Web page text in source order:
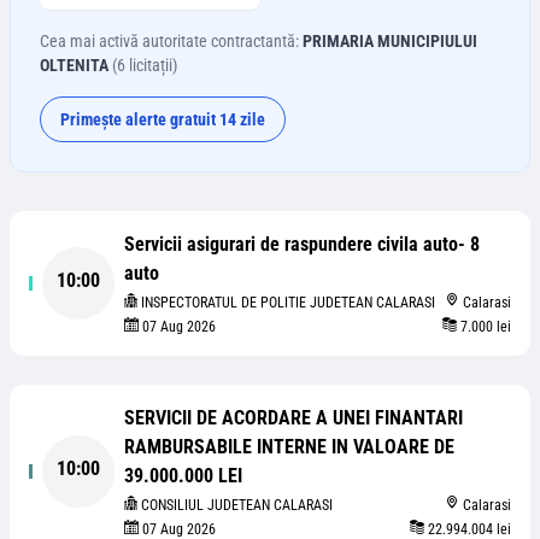
Cea mai activă autoritate contractantă:PRIMARIA MUNICIPIULUI
OLTENITA (6 licitații)
Primește alerte gratuit 14 zile
10:00
Servicii asigurari de raspundere civila auto- 8
auto
INSPECTORATUL DE POLITIE JUDETEAN CALARASI
Calarasi
07 Aug 2026
7.000 lei
10:00
SERVICII DE ACORDARE A UNEI FINANTARI
RAMBURSABILE INTERNE IN VALOARE DE
39.000.000 LEI
CONSILIUL JUDETEAN CALARASI
Calarasi
07 Aug 2026
22.994.004 lei